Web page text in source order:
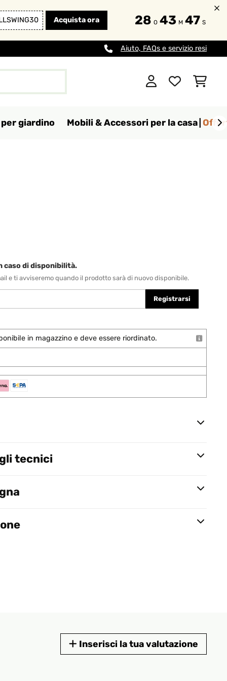
Acquista ora 28 O 43 M 47 S
Aiuto, FAQs e servizio resi
giardino Mobili & Accessori per la casa
caso di disponibilità.
e ti avviseremo quando il prodotto sarà di nuovo disponibile.
Registrarsi
in magazzino e deve essere riordinato.
tecnici
Inserisci la tua valutazione